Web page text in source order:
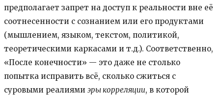
предполагает запрет на доступ к реальности вне её
соотнесенности с сознанием или его продуктами
(мышлением, языком, текстом, политикой,
теоретическими каркасами и т.д.). Соответственно,
«После конечности» — это даже не столько
попытка исправить всё, сколько сжиться с
суровыми реалиями эры корреляции, в которой